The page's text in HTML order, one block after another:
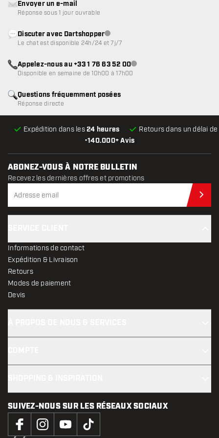
•140.000+ Avis
Expédition dans les24 heures Retours dans un délai de
Questions fréquemment posées
Réponse directe
Envoyer un e-mail
Réponse sous 1 jour ouvrable
Discuter avec DartshopperService client indisponible
Le chat est disponible 24h/24 et 7j/7
Appelez-nous au +33 1 76 63 52 00Service client indisponible
Disponible en semaine de 10h00 à 17h00
ABONEZ-VOUS À NOTRE BULLETIN
Recevez les dernières offres et promotions
Informations de contact
Expédition & Livraison
Retours
Modes de paiement
Devis
SUIVEZ-NOUS SUR LES RÉSEAUX SOCIAUX